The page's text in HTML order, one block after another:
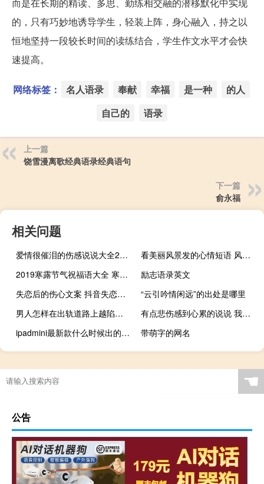
的，只有巧妙地诱导学生，轻装上阵，身心融入，持之以
恒地坚持一段较长时间的读练结合，学生作文水平才会快
速提高。
网络标签： 名人语录 奉献 幸福 是一种
的人
自己的
语录
上一篇
饶雪漫离歌经典语录经典语句
下一篇
俞永福
相关问题
爱情很催泪的伤感说说大全2018 失恋分手后的心情说说
看美丽风景发的心情短语 风景说说短句唯美
2019寒露节气祝福语大全 寒露微信朋友圈问候语
励志语录英文
失恋后的伤心文案 抖音失恋说说经典短句
“云引吟情闲远”的出处是哪里
男人怎样在出轨道路上越陷越深？
有点悲伤感到心累的说说 我以为我们之间所有的过往只是一场梦
ipadmini最新款什么时候出的（ipadmini上市时间(ipadmini上市时间和价格)）
带萌字的网名
☚
公告